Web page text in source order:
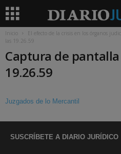
Inicio El efecto de la crisis en los órganos
las 19.26.59
Captura de
19.26.59
Juzgados de lo Mercantil
SUSCRÍBETE A DIARIO JURÍDICO